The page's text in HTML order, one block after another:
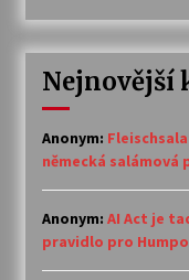
Nejnovější
Anonym:
německá salámová
Anonym: AI Act je
pravidlo pro